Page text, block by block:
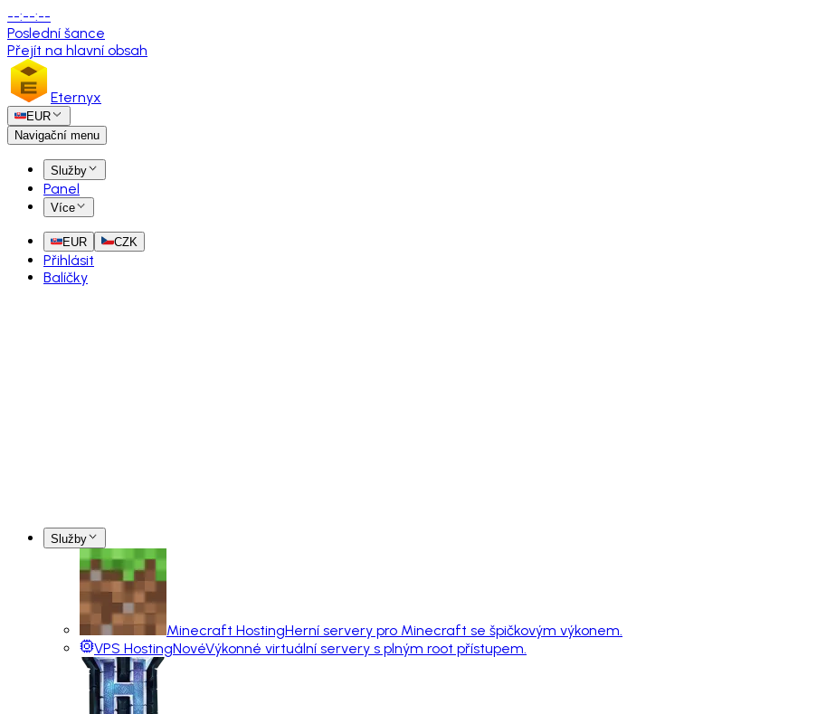
--:--:--
Poslední šance
Přejít na hlavní obsah
Eternyx
EUR
Navigační menu
Služby
Panel
Více
EUR CZK
Přihlásit
Balíčky
Služby
Minecraft HostingHerní servery pro Minecraft se špičkovým výkonem.
VPS HostingNovéVýkonné virtuální servery s plným root přístupem.